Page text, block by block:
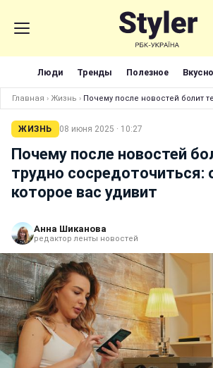
Люди Тренды Полезное Вкусно
Главная › Жизнь › Почему после новостей болит
ЖИЗНЬ 08 июня 2025 · 10:27
Почему после новостей
трудно сосредоточиться:
которое вас удивит
Анна Шиканова
редактор ленты новостей